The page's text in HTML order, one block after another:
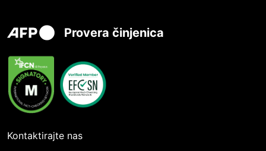
Provera činjenica
Kontaktirajte nas